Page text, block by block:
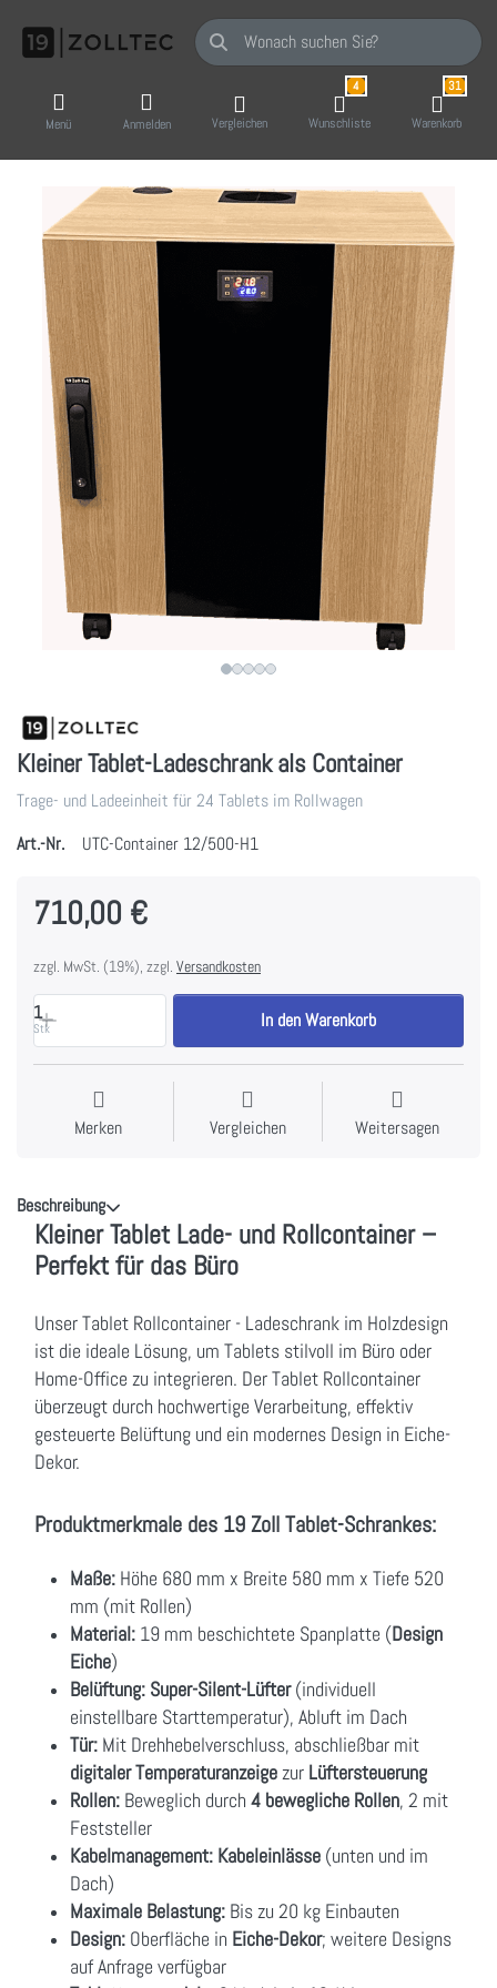
Geben Sie einen Suchbegriff ein. Während
Menü Anmelden Vergleichen
4
Wunschliste
31
Warenkorb
Kleiner Tablet-Ladeschrank als Container
Trage- und Ladeeinheit für 24 Tablets im Rollwagen
Art.-Nr.
UTC-Container 12/500-H1
710,00 €
zzgl. MwSt. (19%), zzgl. Versandkosten
1
Stk In den Warenkorb
Merken Vergleichen Weitersagen
Beschreibung
Kleiner Tablet Lade- und Rollcontainer –
Perfekt für das Büro
Unser Tablet Rollcontainer - Ladeschrank im Holzdesign
ist die ideale Lösung, um Tablets stilvoll im Büro oder
Home-Office zu integrieren. Der Tablet Rollcontainer
überzeugt durch hochwertige Verarbeitung, effektiv
gesteuerte Belüftung und ein modernes Design in Eiche-
Dekor.
Produktmerkmale des 19 Zoll Tablet-Schrankes:
Maße: Höhe 680 mm x Breite 580 mm x Tiefe 520
mm (mit Rollen)
Material: 19 mm beschichtete Spanplatte (Design
Eiche)
Belüftung: Super-Silent-Lüfter(individuell
einstellbare Starttemperatur), Abluft im Dach
Tür: Mit Drehhebelverschluss, abschließbar mit
digitaler Temperaturanzeigezur Lüftersteuerung
Rollen: Beweglich durch 4 bewegliche Rollen, 2 mit
Feststeller
Kabelmanagement: Kabeleinlässe (unten und im
Dach)
Maximale Belastung: Bis zu 20 kg Einbauten
Design: Oberfläche in Eiche-Dekor; weitere Designs
auf Anfrage verfügbar